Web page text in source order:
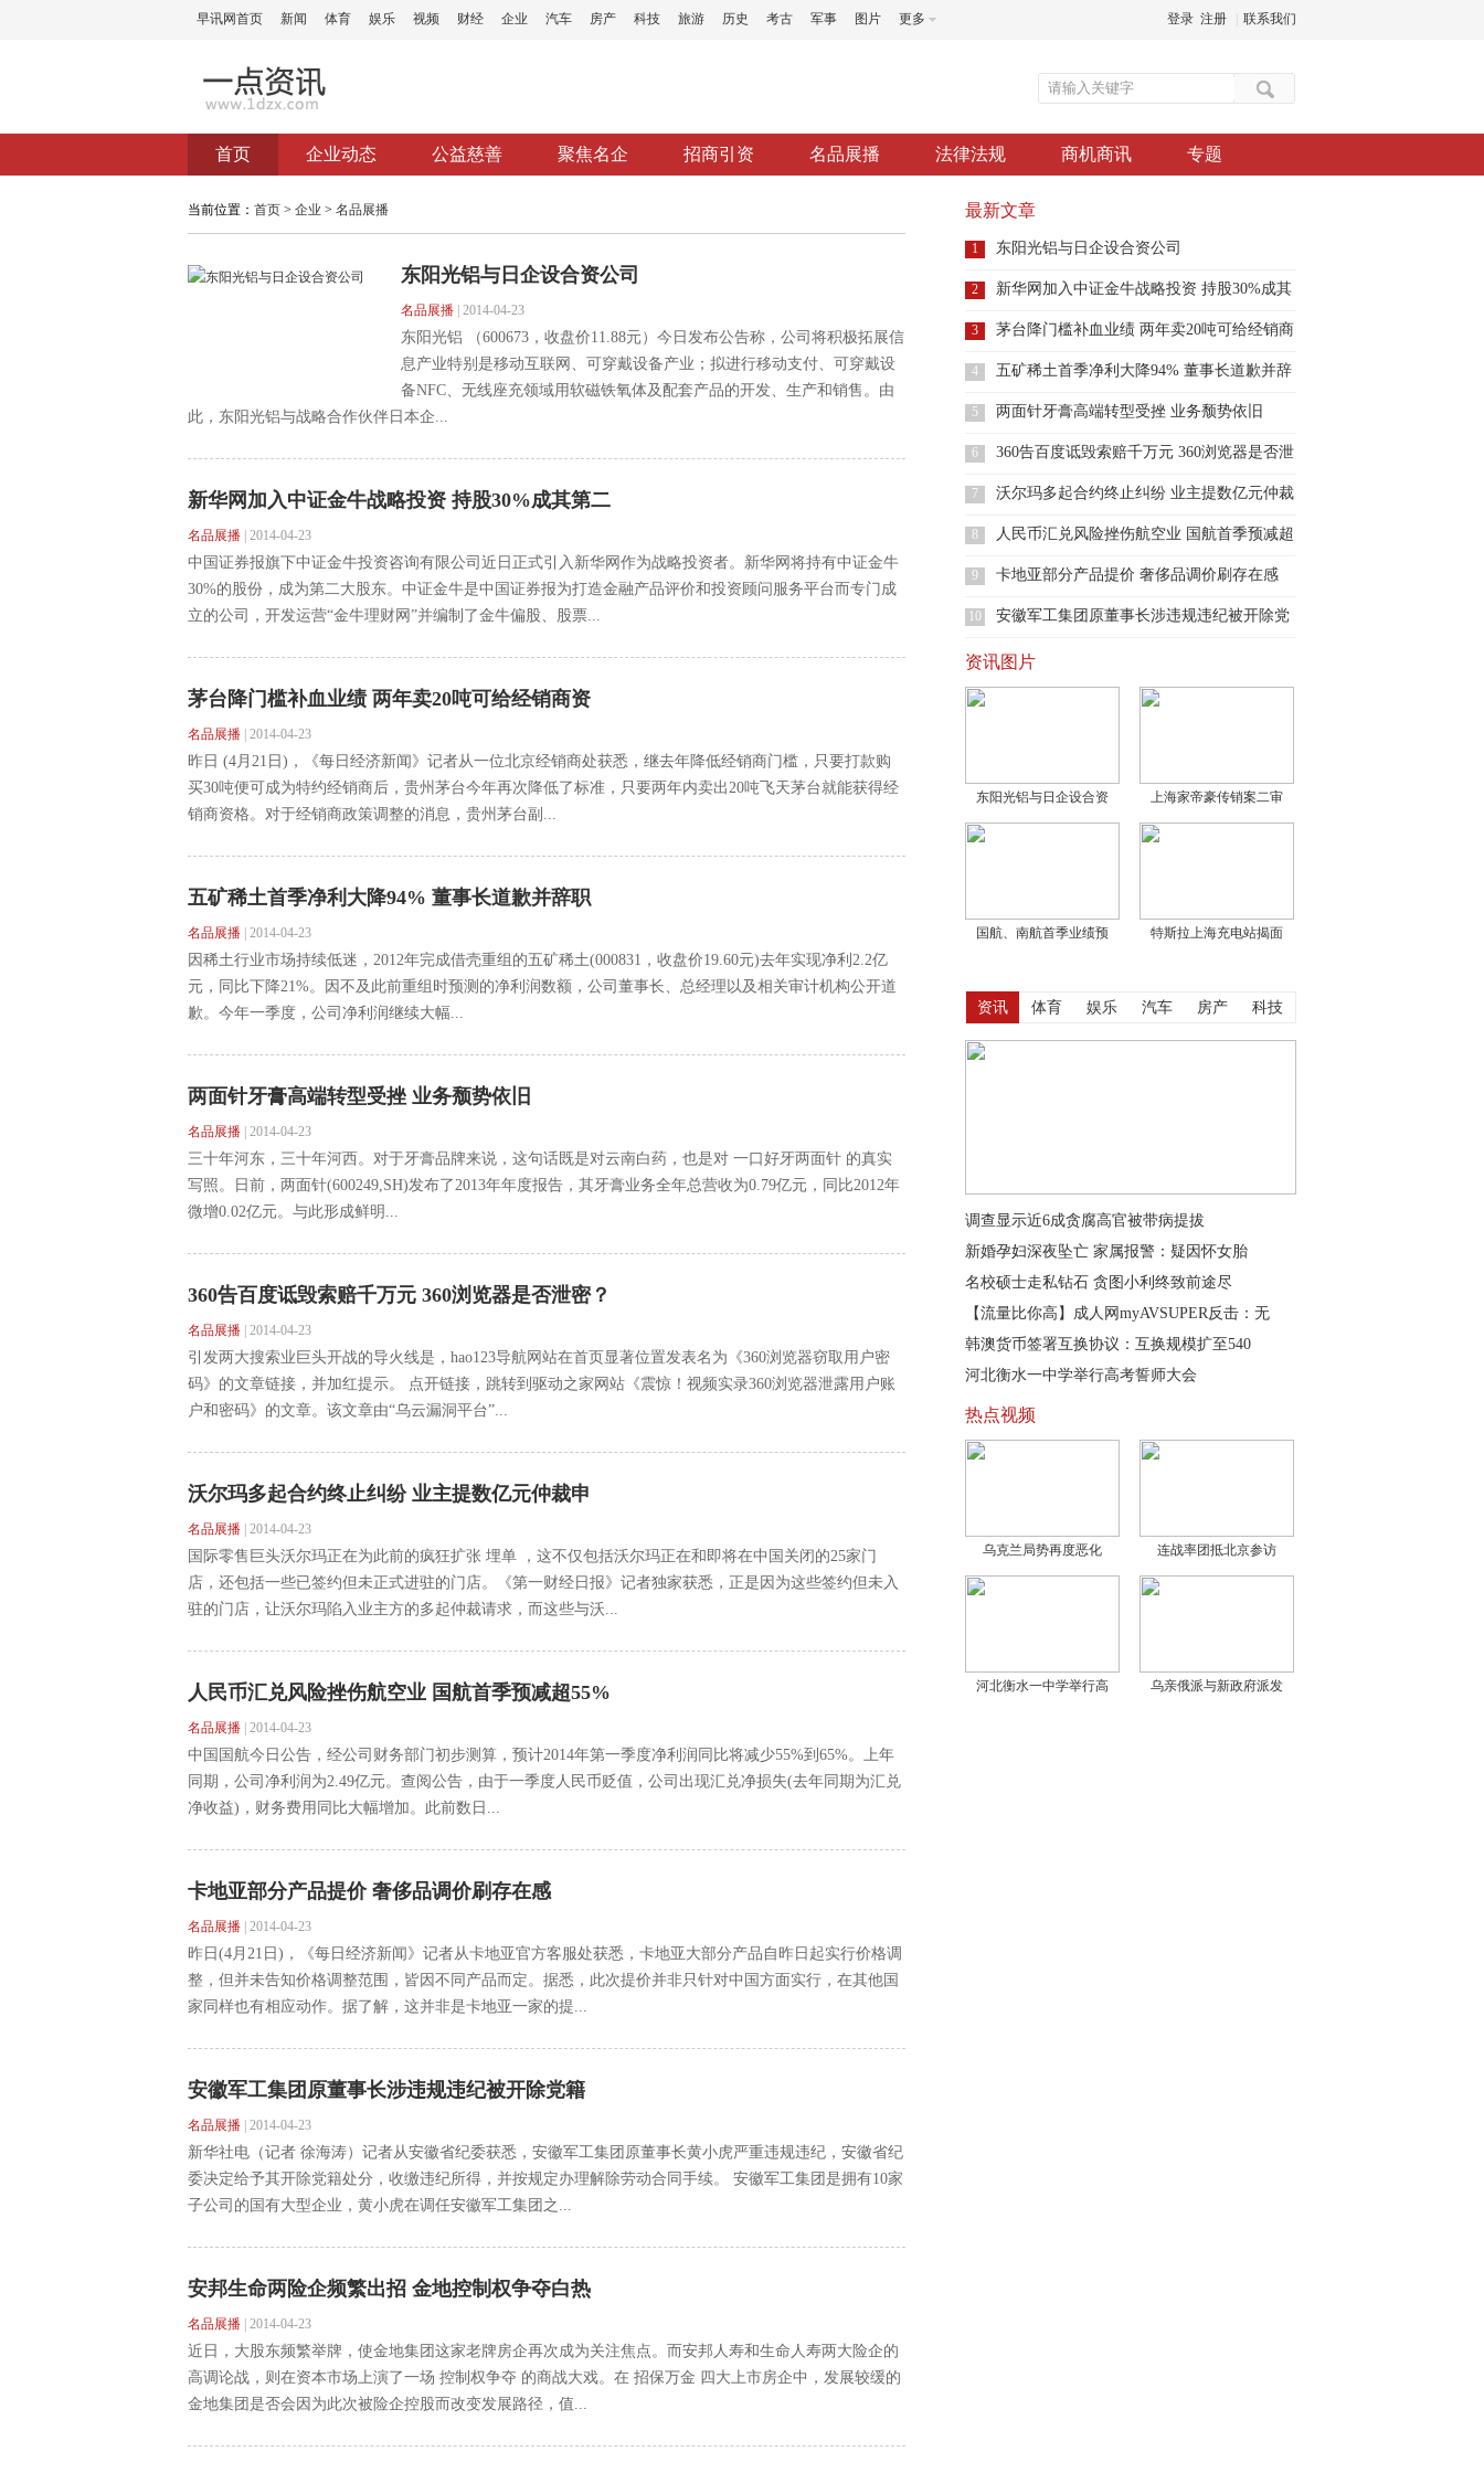
早讯网首页 新闻 体育 娱乐 视频 财经 企业 汽车 房产 科技 旅游 历史 考古 军事 图片 更多 登录 注册 联系我们
首页 企业动态 公益慈善 聚焦名企 招商引资 名品展播 法律法规 商机商讯 专题
当前位置： 首页> 企业 > 名品展播
东阳光铝与日企设合资公司
名品展播| 2014-04-23
东阳光铝 （600673，收盘价11.88元）今日发布公告称，公司将积极拓展信
息产业特别是移动互联网、可穿戴设备产业；拟进行移动支付、可穿戴设
备NFC、无线座充领域用软磁铁氧体及配套产品的开发、生产和销售。由
此，东阳光铝与战略合作伙伴日本企...
新华网加入中证金牛战略投资 持股30%成其第二
名品展播| 2014-04-23
中国证券报旗下中证金牛投资咨询有限公司近日正式引入新华网作为战略投资者。新华网将持有中证金牛
30%的股份，成为第二大股东。中证金牛是中国证券报为打造金融产品评价和投资顾问服务平台而专门成
立的公司，开发运营“金牛理财网”并编制了金牛偏股、股票...
茅台降门槛补血业绩 两年卖20吨可给经销商资
名品展播| 2014-04-23
昨日 (4月21日)，《每日经济新闻》记者从一位北京经销商处获悉，继去年降低经销商门槛，只要打款购
买30吨便可成为特约经销商后，贵州茅台今年再次降低了标准，只要两年内卖出20吨飞天茅台就能获得经
销商资格。对于经销商政策调整的消息，贵州茅台副...
五矿稀土首季净利大降94% 董事长道歉并辞职
名品展播| 2014-04-23
因稀土行业市场持续低迷，2012年完成借壳重组的五矿稀土(000831，收盘价19.60元)去年实现净利2.2亿
元，同比下降21%。因不及此前重组时预测的净利润数额，公司董事长、总经理以及相关审计机构公开道
歉。今年一季度，公司净利润继续大幅...
两面针牙膏高端转型受挫 业务颓势依旧
名品展播| 2014-04-23
三十年河东，三十年河西。对于牙膏品牌来说，这句话既是对云南白药，也是对 一口好牙两面针 的真实
写照。日前，两面针(600249,SH)发布了2013年年度报告，其牙膏业务全年总营收为0.79亿元，同比2012年
微增0.02亿元。与此形成鲜明...
360告百度诋毁索赔千万元 360浏览器是否泄密？
名品展播| 2014-04-23
引发两大搜索业巨头开战的导火线是，hao123导航网站在首页显著位置发表名为《360浏览器窃取用户密
码》的文章链接，并加红提示。 点开链接，跳转到驱动之家网站《震惊！视频实录360浏览器泄露用户账
户和密码》的文章。该文章由“乌云漏洞平台”...
沃尔玛多起合约终止纠纷 业主提数亿元仲裁申
名品展播| 2014-04-23
国际零售巨头沃尔玛正在为此前的疯狂扩张 埋单 ，这不仅包括沃尔玛正在和即将在中国关闭的25家门
店，还包括一些已签约但未正式进驻的门店。《第一财经日报》记者独家获悉，正是因为这些签约但未入
驻的门店，让沃尔玛陷入业主方的多起仲裁请求，而这些与沃...
人民币汇兑风险挫伤航空业 国航首季预减超55%
名品展播| 2014-04-23
中国国航今日公告，经公司财务部门初步测算，预计2014年第一季度净利润同比将减少55%到65%。上年
同期，公司净利润为2.49亿元。查阅公告，由于一季度人民币贬值，公司出现汇兑净损失(去年同期为汇兑
净收益)，财务费用同比大幅增加。此前数日...
卡地亚部分产品提价 奢侈品调价刷存在感
名品展播| 2014-04-23
昨日(4月21日)，《每日经济新闻》记者从卡地亚官方客服处获悉，卡地亚大部分产品自昨日起实行价格调
整，但并未告知价格调整范围，皆因不同产品而定。据悉，此次提价并非只针对中国方面实行，在其他国
家同样也有相应动作。据了解，这并非是卡地亚一家的提...
安徽军工集团原董事长涉违规违纪被开除党籍
名品展播| 2014-04-23
新华社电（记者 徐海涛）记者从安徽省纪委获悉，安徽军工集团原董事长黄小虎严重违规违纪，安徽省纪
委决定给予其开除党籍处分，收缴违纪所得，并按规定办理解除劳动合同手续。 安徽军工集团是拥有10家
子公司的国有大型企业，黄小虎在调任安徽军工集团之...
安邦生命两险企频繁出招 金地控制权争夺白热
名品展播| 2014-04-23
近日，大股东频繁举牌，使金地集团这家老牌房企再次成为关注焦点。而安邦人寿和生命人寿两大险企的
高调论战，则在资本市场上演了一场 控制权争夺 的商战大戏。在 招保万金 四大上市房企中，发展较缓的
金地集团是否会因为此次被险企控股而改变发展路径，值...
最新文章
1 东阳光铝与日企设合资公司
2
新华网加入中证金牛战略投资 持股30%成其
第
3 茅台降门槛补血业绩 两年卖20吨可给经销商
4
五矿稀土首季净利大降94% 董事长道歉并辞
5 两面针牙膏高端转型受挫 业务颓势依旧
6 360告百度诋毁索赔千万元 360浏览器是否泄
7 沃尔玛多起合约终止纠纷 业主提数亿元仲裁
8
人民币汇兑风险挫伤航空业 国航首季预减超
5
9 卡地亚部分产品提价 奢侈品调价刷存在感
10
安徽军工集团原董事长涉违规违纪被开除党
资讯图片
东阳光铝与日企设合资 上海家帝豪传销案二审
国航、南航首季业绩预 特斯拉上海充电站揭面
资讯 体育 娱乐 汽车 房产 科技
调查显示近6成贪腐高官被带病提拔
新婚孕妇深夜坠亡 家属报警：疑因怀女胎
名校硕士走私钻石 贪图小利终致前途尽
【流量比你高】成人网myAVSUPER反击：无
韩澳货币签署互换协议：互换规模扩至540
河北衡水一中学举行高考誓师大会
热点视频
乌克兰局势再度恶化 连战率团抵北京参访
河北衡水一中学举行高 乌亲俄派与新政府派发